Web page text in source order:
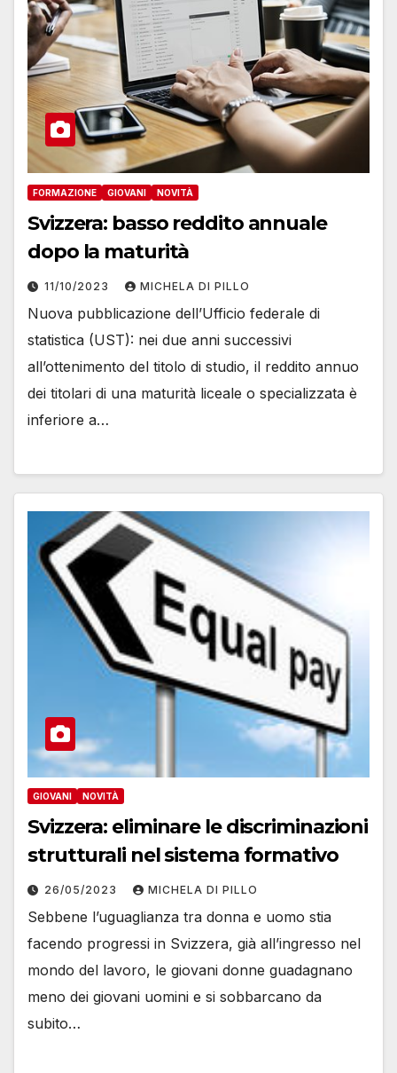
FORMAZIONE GIOVANI NOVITÀ
Svizzera: basso reddito annuale
dopo la maturità
11/10/2023 MICHELA DI PILLO
Nuova pubblicazione dell’Ufficio federale di
statistica (UST): nei due anni successivi
all’ottenimento del titolo di studio, il reddito annuo
dei titolari di una maturità liceale o specializzata è
inferiore a…
GIOVANI NOVITÀ
Svizzera: eliminare le discriminazioni
strutturali nel sistema formativo
26/05/2023 MICHELA DI PILLO
Sebbene l’uguaglianza tra donna e uomo stia
facendo progressi in Svizzera, già all’ingresso nel
mondo del lavoro, le giovani donne guadagnano
meno dei giovani uomini e si sobbarcano da
subito…